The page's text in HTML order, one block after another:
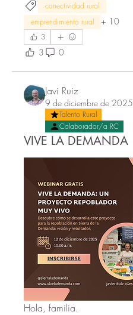
conectividad rural
emprendimiento rural
+ 10
3
3 0
Javi Ruiz
9 de diciembre de 2025
Talento Rural
Colaborador/a RC
VIVE LA DEMANDA
Hola, familia.